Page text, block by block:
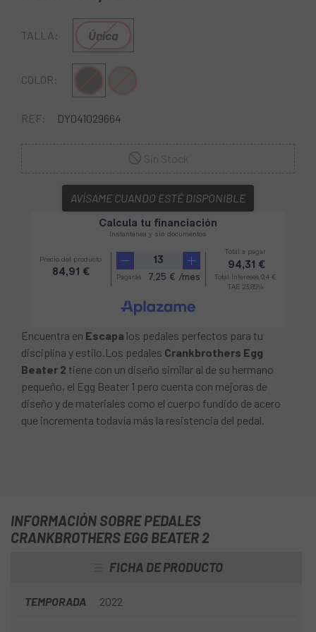
TALLA: Única
COLOR: Gris-NegroGris-Verde
REF: DY041029664
AVÍSAME CUANDO ESTÉ DISPONIBLE
Encuentra en Escapa los pedales perfectos para tu
disciplina y estilo.Los pedales Crankbrothers Egg
Beater 2 tiene con un diseño similar al de su hermano
pequeño, el Egg Beater 1 pero cuenta con mejoras de
diseño y de materiales como el cuerpo fundido de acero
que incrementa todavía más la resistencia del pedal.
INFORMACIÓN SOBRE PEDALES
CRANKBROTHERS EGG BEATER 2
FICHA DE PRODUCTO
TEMPORADA 2022